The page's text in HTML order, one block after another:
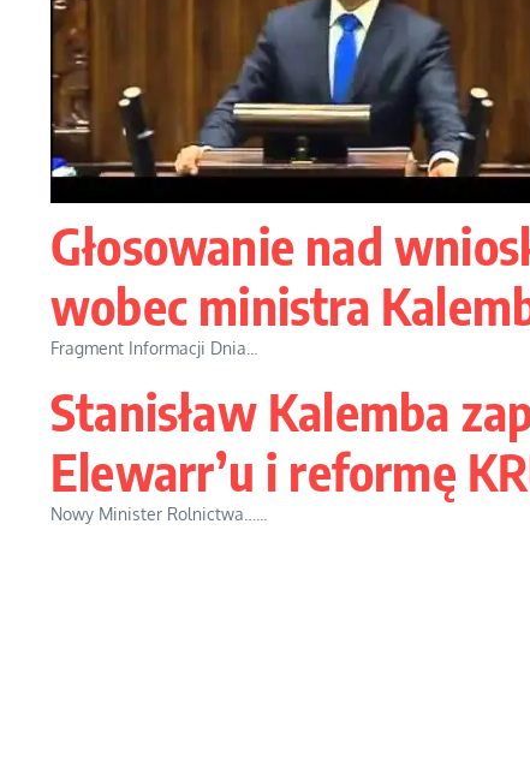
Głosowanie nad
wobec ministra
Fragment Informacji Dnia...
Stanisław Kalemba
Elewarr’u i reformę
Nowy Minister Rolnictwa…...